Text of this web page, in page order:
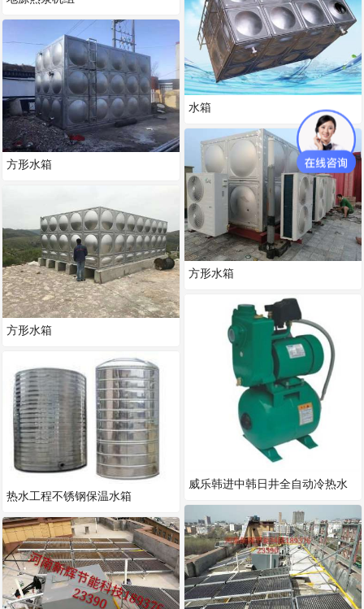
方形水箱
方形水箱
热水工程不锈钢保温水箱
水箱
方形水箱
威乐韩进中韩日井全自动冷热水